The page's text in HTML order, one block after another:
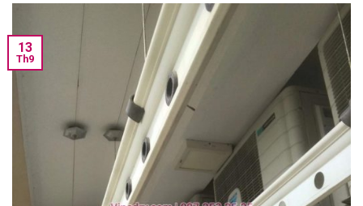
13
Th9